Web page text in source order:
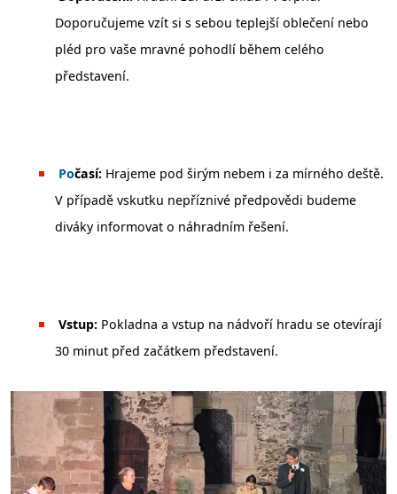
Doporučujeme vzít si s sebou teplejší oblečení nebo
pléd pro vaše mravné pohodlí během celého
představení.
Počasí: Hrajeme pod širým nebem i za mírného deště.
V případě vskutku nepříznivé předpovědi budeme
diváky informovat o náhradním řešení.
Vstup: Pokladna a vstup na nádvoří hradu se otevírají
30 minut před začátkem představení.